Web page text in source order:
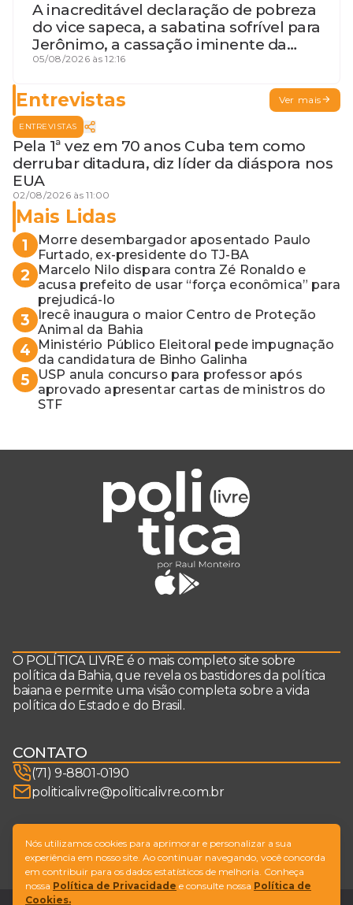
A inacreditável declaração de pobreza
do vice sapeca, a sabatina sofrível para
Jerônimo, a cassação iminente da
desembargadora e a vaga do Quinto
05/08/2026 às 12:16
Entrevistas Ver mais
ENTREVISTAS
Pela 1ª vez em 70 anos Cuba tem como
derrubar ditadura, diz líder da diáspora nos
EUA
02/08/2026 às 11:00
Mais Lidas
1
Morre desembargador aposentado Paulo
Furtado, ex-presidente do TJ-BA
2
Marcelo Nilo dispara contra Zé Ronaldo e
acusa prefeito de usar “força econômica” para
prejudicá-lo
3
Irecê inaugura o maior Centro de Proteção
Animal da Bahia
4
Ministério Público Eleitoral pede impugnação
da candidatura de Binho Galinha
5
USP anula concurso para professor após
aprovado apresentar cartas de ministros do
STF
O POLÍTICA LIVRE é o mais completo site sobre
política da Bahia, que revela os bastidores da política
baiana e permite uma visão completa sobre a vida
política do Estado e do Brasil.
CONTATO
(71) 9-8801-0190
politicalivre@politicalivre.com.br
SIGA-NOS
Nós utilizamos cookies para aprimorar e personalizar a sua
experiência em nosso site. Ao continuar navegando, você concorda
em contribuir para os dados estatísticos de melhoria. Conheça
nossa Política de Privacidade e consulte nossa Política de
Cookies.